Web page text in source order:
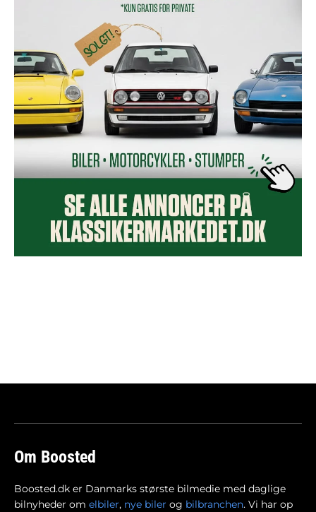
Om Boosted
Boosted.dk er Danmarks største bilmedie med daglige
bilnyheder om elbiler, nye biler og bilbranchen. Vi har op